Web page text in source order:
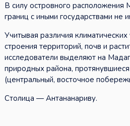
В силу островного расположения
границ с иными государствами не
Учитывая различия климатических
строения территорий, почв и
исследователи выделяют на
природных района,
(центральный, восточное
Столица — Антананариву.